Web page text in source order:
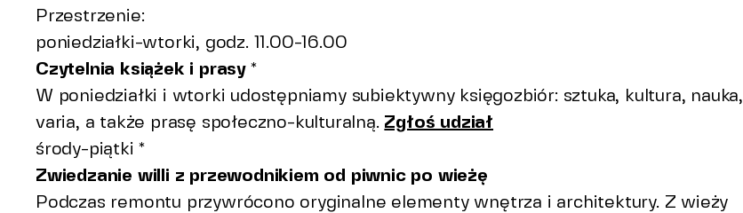
Przestrzenie:
poniedziałki-wtorki, godz. 11.00-16.00
Czytelnia książek i prasy *
W poniedziałki i wtorki udostępniamy subiektywny księgozbiór: sztuka, kultura, nauka,
varia, a także prasę społeczno-kulturalną. Zgłoś udział
środy-piątki *
Zwiedzanie willi z przewodnikiem od piwnic po wieżę
Podczas remontu przywrócono oryginalne elementy wnętrza i architektury. Z wieży